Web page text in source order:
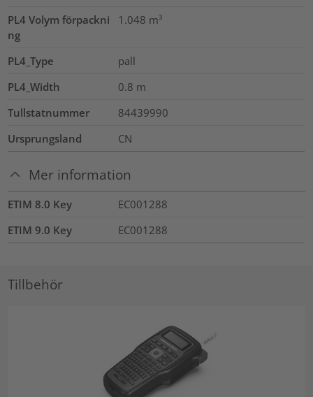
PL4 Volym förpackni
ng
1.048 m³
PL4_Type
pall
PL4_Width
0.8 m
Tullstatnummer
84439990
Ursprungsland
CN
Mer information
ETIM 8.0 Key
EC001288
ETIM 9.0 Key
EC001288
Tillbehör